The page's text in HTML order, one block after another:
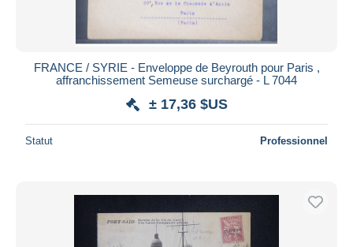
Appliquer
FRANCE / SYRIE - Enveloppe de Beyrouth pour Paris ,
affranchissement Semeuse surchargé - L 7044
± 17,36 $US
Statut Professionnel